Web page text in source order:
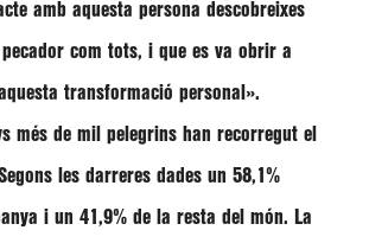
amb aquesta persona descobreixes
com tots, i que es va obrir a
transformació personal».
més de mil pelegrins han recorregut el
les darreres dades un 58,1%
i un 41,9% de la resta del món. La